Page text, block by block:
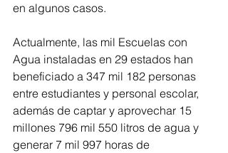
en algunos casos.
Actualmente, las mil Escuelas con
Agua instaladas en 29 estados han
beneficiado a 347 mil 182 personas
entre estudiantes y personal escolar,
además de captar y aprovechar 15
millones 796 mil 550 litros de agua y
generar 7 mil 997 horas de